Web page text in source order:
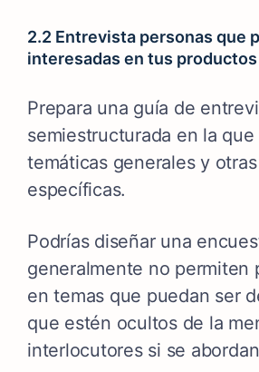
2.2 Entrevista personas que
interesadas en tus
Prepara una guía de
semiestructurada en la
temáticas generales y
específicas.
Podrías diseñar una
generalmente no permiten
en temas que puedan ser
que estén ocultos de la
interlocutores si se